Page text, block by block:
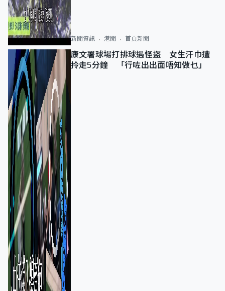
新聞資訊 港聞 首頁新聞
康文署球場打排球遇怪盜 女生汗巾遭
拎走5分鐘 「行咗出出面唔知做乜」